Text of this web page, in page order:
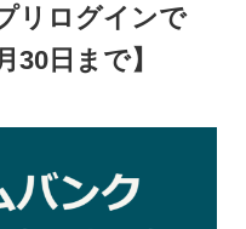
リログインで
30日まで】